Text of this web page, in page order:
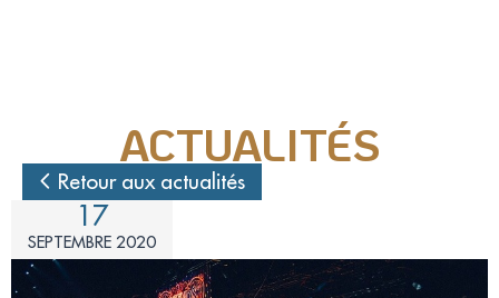
Mécénat d'entreprise
Enquêteur
Familles d'accueil
ACTUALITÉS
Retour aux actualités
17
SEPTEMBRE 2020